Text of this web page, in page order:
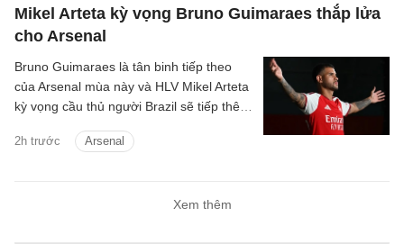
Mikel Arteta kỳ vọng Bruno Guimaraes thắp lửa
cho Arsenal
2h trước Arsenal
Bruno Guimaraes là tân binh tiếp theo
của Arsenal mùa này và HLV Mikel Arteta
kỳ vọng cầu thủ người Brazil sẽ tiếp thêm
Xem thêm